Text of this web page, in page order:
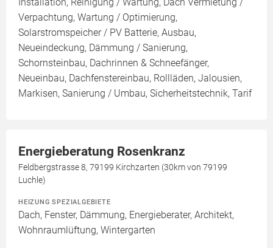
Verpachtung, Wartung / Optimierung,
Solarstromspeicher / PV Batterie, Ausbau,
Neueindeckung, Dämmung / Sanierung,
Schornsteinbau, Dachrinnen & Schneefänger,
Neueinbau, Dachfenstereinbau, Rollläden, Jalousien,
Markisen, Sanierung / Umbau, Sicherheitstechnik, Tarif
Energieberatung Rosenkranz
Feldbergstrasse 8, 79199 Kirchzarten (30km von 79199
Luchle)
HEIZUNG SPEZIALGEBIETE
Dach, Fenster, Dämmung, Energieberater, Architekt,
Wohnraumlüftung, Wintergarten